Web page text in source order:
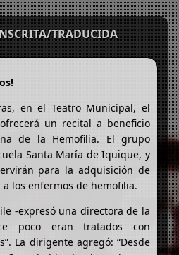
TRADUCIDA
en el Teatro Municipal, el
un recital a beneficio
de la Hemofilia. El grupo
Santa María de Iquique, y
para la adquisición de
los enfermos de hemofilia.
-expresó una directora de la
poco eran tratados con
La dirigente agregó: “Desde